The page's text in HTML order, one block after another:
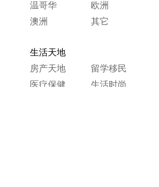
温哥华
欧洲
澳洲
其它
生活天地
房产天地
留学移民
医疗保健
生活时尚